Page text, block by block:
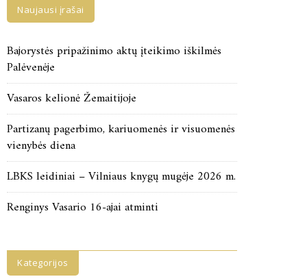
Naujausi įrašai
Bajorystės pripažinimo aktų įteikimo iškilmės
Palėvenėje
Vasaros kelionė Žemaitijoje
Partizanų pagerbimo, kariuomenės ir visuomenės
vienybės diena
LBKS leidiniai – Vilniaus knygų mugėje 2026 m.
Renginys Vasario 16-ajai atminti
Kategorijos